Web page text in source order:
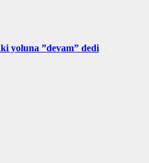
yoluna ”devam” dedi